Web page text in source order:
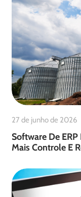
27 de junho de 2026
Software De
Mais Controle E